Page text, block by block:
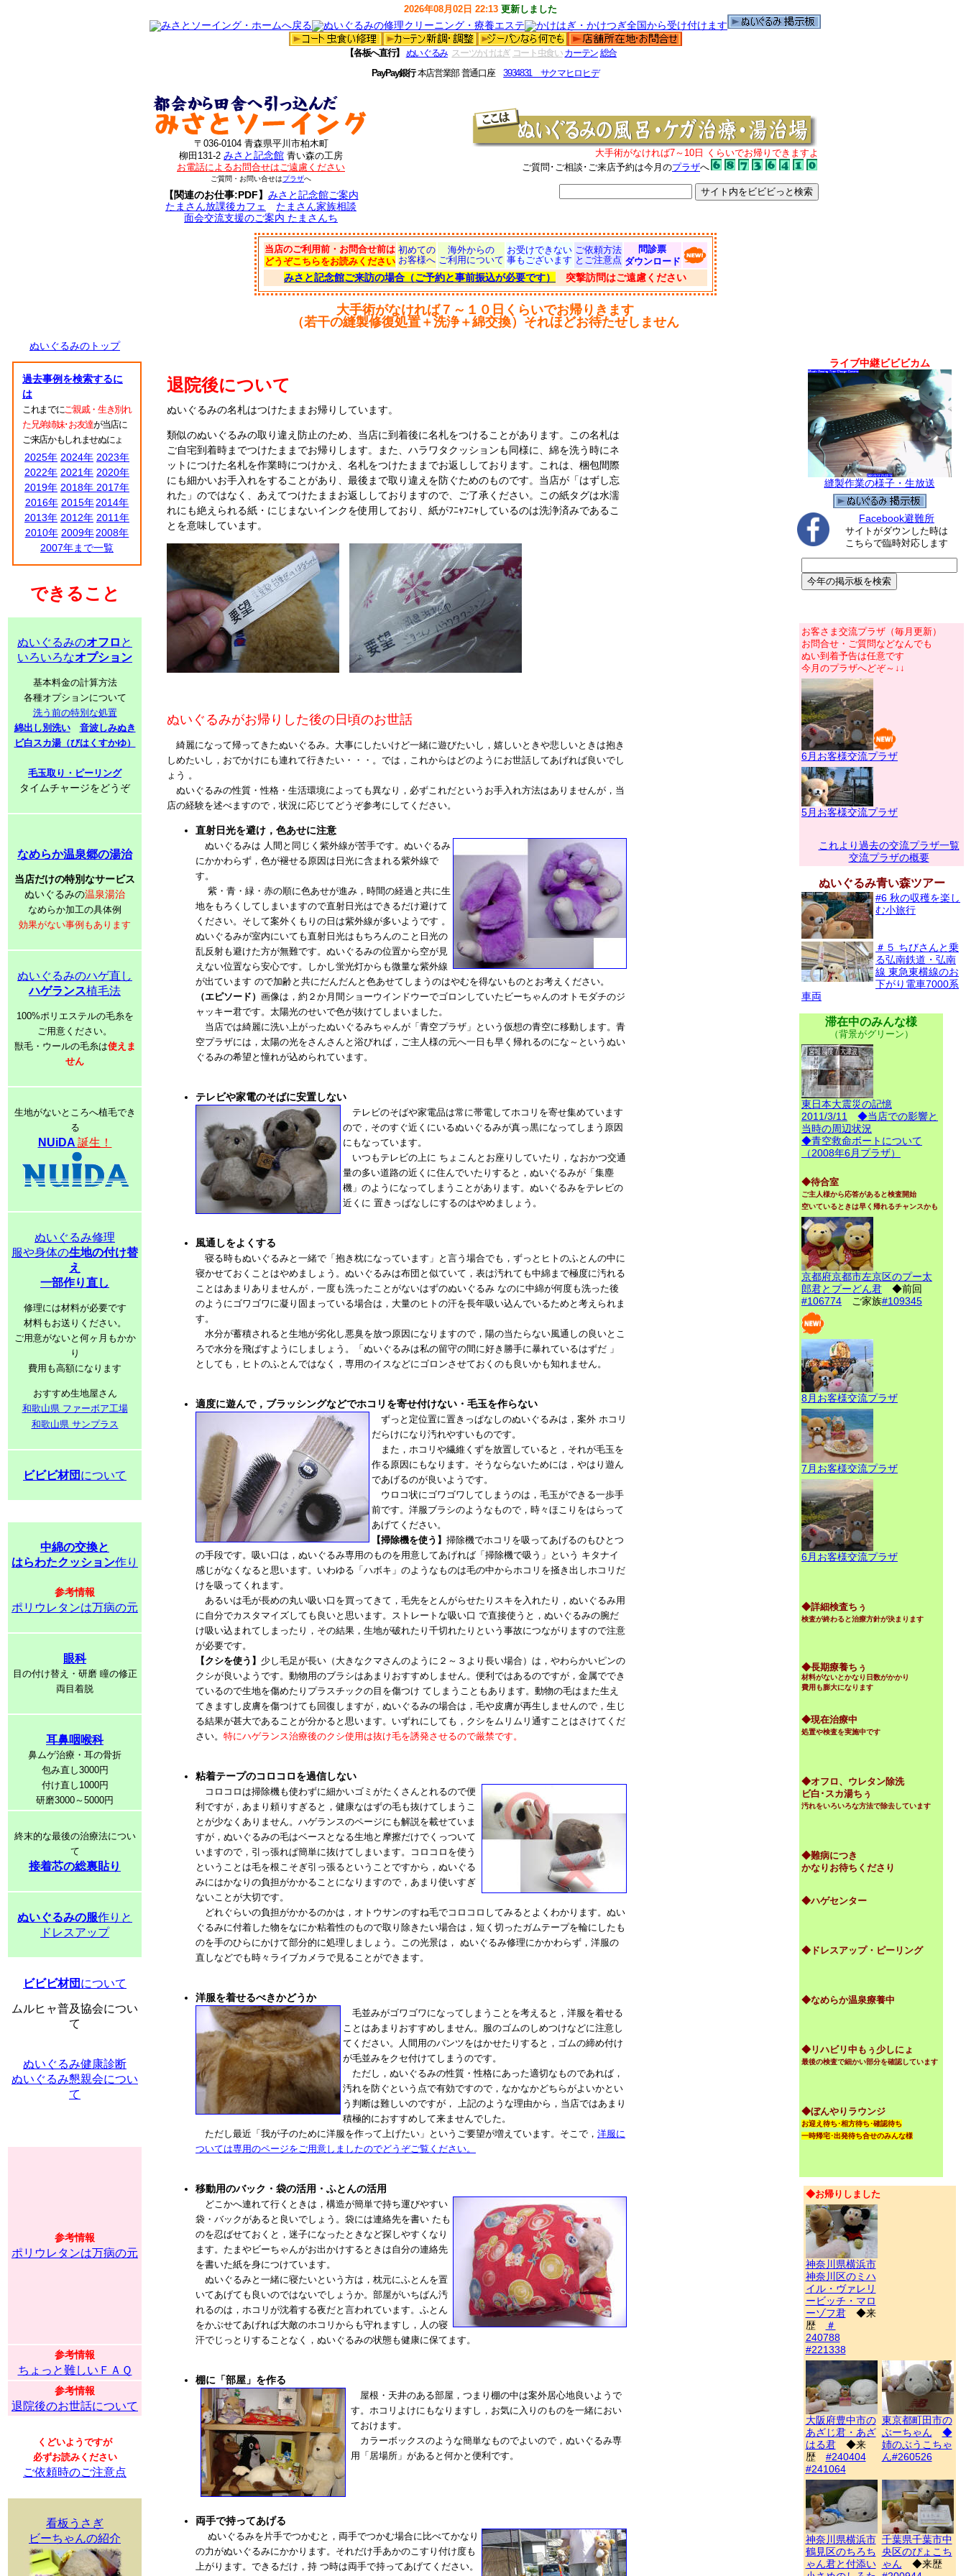
2026年08月02日 22:13 更新しました
【各板へ直行】 ぬいぐるみ スーツかけはぎ コート虫食い カーテン 総合
PayPay銀行本店営業部 普通口座3934831 サクマヒロヒデ
〒036-0104 青森県平川市柏木町
柳田131-2 みさと記念館 青い森の工房
お電話によるお問合せはご遠慮ください
ご質問・お問い合せはプラザへ
【関連のお仕事:PDF】 みさと記念館ご案内
たまさん放課後カフェ
たまさん家族相談
面会交流支援のご案内 たまさんち
大手術がなければ7～10日 くらいでお帰りできますよ
ご質問･ご相談･ご来店予約は今月のプラザへ
当店のご利用前・お問合せ前は
どうぞこちらをお読みください
初めての
お客様へ
海外からの
ご利用について
お受けできない
事もございます
ご依頼方法
とご注意点
問診票
ダウンロード
みさと記念館ご来訪の場合（ご予約と事前振込が必要です） 突撃訪問はご遠慮ください
大手術がなければ７～１０日くらいでお帰りきます
（若干の縫製修復処置＋洗浄＋綿交換）それほどお待たせしません
ぬいぐるみのトップ
過去事例を検索するに
は
これまでにご親戚・生き別れ
た兄弟姉妹･お友達が当店に
ご来店かもしれませぬにょ
2025年 2024年 2023年
2022年 2021年 2020年
2019年 2018年 2017年
2016年 2015年 2014年
2013年 2012年 2011年
2010年 2009年 2008年
2007年まで一覧
できること
ぬいぐるみのオフロ と
いろいろなオプション
基本料金の計算方法
各種オプションについて
洗う前の特別な処置
綿出し別洗い
音波しみぬき
ビ白スカ湯（びはくすかゆ）
毛玉取り・ピーリング
タイムチャージをどうぞ
なめらか温泉郷の湯治
当店だけの特別なサービス
ぬいぐるみの温泉湯治
なめらか加工の具体例
効果がない事例もあります
ぬいぐるみのハゲ直し
ハゲランス植毛法
100%ポリエステルの毛糸を
ご用意ください。
獣毛・ウールの毛糸は使えま
せん
生地がないところへ植毛でき
る
NUiDA 誕生！
ぬいぐるみ修理
服や身体の生地の付け替
え
一部作り直し
修理には材料が必要です
材料もお送りください。
ご用意がないと何ヶ月もかか
り
費用も高額になります
おすすめ生地屋さん
和歌山県 ファーボア工場
和歌山県 サンプラス
ビビビ材団 について
中綿の交換と
はらわたクッション作り
参考情報
ポリウレタンは万病の元
眼科
目の付け替え・研磨 瞳の修正
両目着脱
耳鼻咽喉科
鼻ムゲ治療・耳の骨折
包み直し3000円
付け直し1000円
研磨3000～5000円
終末的な最後の治療法につい
て
接着芯の総裏貼り
ぬいぐるみの服作りと
ドレスアップ
ビビビ材団 について
ムルヒャ普及協会につい
て
ぬいぐるみ健康診断
ぬいぐるみ懇親会につい
て
参考情報
ポリウレタンは万病の元
参考情報
ちょっと難しいＦＡＱ
参考情報
退院後のお世話について
くどいようですが
必ずお読みください
ご依頼時のご注意点
看板うさぎ
ビーちゃんの紹介
退院後について
ぬいぐるみの名札はつけたままお帰りしています。
類似のぬいぐるみの取り違え防止のため、当店に到着後に名札をつけることがあります。この名札は
ご自宅到着時までつけたままでお帰りします。また、ハラワタクッションも同様に、綿を洗う時にネ
ットにつけた名札を作業時につけかえ、名札をつけたままでお返ししております。これは、梱包間際
にも細かいお手入れをすることがあり、最後まで取り違えを防ぐためのものです。当店が「はずし忘
れた」のではなく、あえてつけたままお返ししておりますので、ご了承ください。この紙タグは水濡
れにも絶えられる紙・にじまないインクを使用しており、紙がﾌﾆｬﾌﾆｬしているのは洗浄済みであるこ
とを意味しています。
ぬいぐるみがお帰りした後の日頃のお世話
綺麗になって帰ってきたぬいぐるみ。大事にしたいけど一緒に遊びたいし，嬉しいときや悲しいときは抱き
しめたいし，おでかけにも連れて行きたい・・・。では，これからはどのようにお世話してあげれば良いでし
ょう 。
ぬいぐるみの性質・性格・生活環境によっても異なり，必ずこれだというお手入れ方法はありませんが，当
店の経験を述べますので，状況に応じてどうぞ参考にしてください。
直射日光を避け，色あせに注意
ぬいぐるみは 人間と同じく紫外線が苦手です。ぬいぐるみ
にかかわらず，色が褪せる原因は日光に含まれる紫外線で
す。
紫・青・緑・赤の順に色あせが進み，時間の経過と共に生
地をもろくしてしまいますので直射日光はできるだけ避けて
ください。そして案外くもりの日は紫外線が多いようです 。
ぬいぐるみが室内にいても直射日光はもちろんのこと日光の
乱反射も避けた方が無難です。ぬいぐるみの位置から空が見
えない位置なら安心です。しかし蛍光灯からも微量な紫外線
が出ています ので加齢と共にだんだんと色あせてしまうのはやむを得ないものとお考えください。
（エピソード） 画像は，約２か月間ショーウインドウーでゴロンしていたビーちゃんのオトモダチのジ
ャッキー君です。太陽光のせいで色が抜けてしまいました。
当店では綺麗に洗い上がったぬいぐるみちゃんが「青空プラザ」という仮想の青空に移動します。青
空プラザには，太陽の光をさんさんと浴びれば，ご主人様の元へ一日も早く帰れるのにな～というぬい
ぐるみの希望と憧れが込められています。
テレビや家電のそばに安置しない
テレビのそばや家電品は常に帯電してホコリを寄せ集めています
ので，そのすぐ近くにいるぬいぐるみが真っ黒になってしまう原因
にもなっています。
いつもテレビの上に ちょこんとお座りしていたり，なおかつ交通
量の多い道路の近くに住んでいたりすると，ぬいぐるみが「集塵
機」のようになってしまうことがあります。ぬいぐるみをテレビの
近くに 置きっぱなしにするのはやめましょう。
風通しをよくする
寝る時もぬいぐるみと一緒で「抱き枕になっています」と言う場合でも，ずっとヒトのふとんの中に
寝かせておくことはやめましょう。ぬいぐるみは布団と似ていて，表は汚れても中綿まで極度に汚れる
ことはあまりありませんが，一度も洗ったことがないはずのぬいぐるみ なのに中綿が何度も洗った後
のようにゴワゴワに凝り固まっている場合は，大量のヒトの汗を長年吸い込んでいるためと考えられま
す。
水分が蓄積されると生地が劣化し悪臭を放つ原因になりますので，陽の当たらない風通しの良いとこ
ろで水分を飛ばすようにしましょう。「ぬいぐるみは私の留守の間に好き勝手に暴れているはずだ 」
としても，ヒトのふとんではなく，専用のイスなどにゴロンさせておくのも良いかも知れません。
適度に遊んで，ブラッシングなどでホコリを寄せ付けない・毛玉を作らない
ずっと定位置に置きっぱなしのぬいぐるみは，案外 ホコリ
だらけになり汚れやすいものです。
また，ホコリや繊維くずを放置していると，それが毛玉を
作る原因にもなります。そうならないためには，やはり遊ん
であげるのが良いようです。
ウロコ状にゴワゴワしてしまうのは，毛玉ができる一歩手
前です。洋服ブラシのようなもので，時々ほこりをはらって
あげてください。
【掃除機を使う】 掃除機でホコリを吸ってあげるのもひとつ
の手段です。吸い口は，ぬいぐるみ専用のものを用意してあげれば「掃除機で吸う」という キタナイ
感じがなくなると思います。いわゆる「ハボキ」のようなものは毛の中からホコリを掻き出しホコリだ
けを吸ってくれます。
あるいは毛が長めの丸い吸い口を買ってきて，毛先をとんがらせたりスキを入れたり，ぬいぐるみ用
に自分でカスタマイズしても良いと思います。ストレートな吸い口 で直接使うと，ぬいぐるみの腕だ
け吸い込まれてしまったり，その結果，生地が破れたり千切れたりという事故につながりますので注意
が必要です。
【クシを使う】 少し毛足が長い（大きなクマさんのように２～３より長い場合）は，やわらかいピンの
クシが良いようです。動物用のブラシはあまりおすすめしません。便利ではあるのですが，金属ででき
ているので生地を傷めたりプラスチックの目を傷つけ てしまうこともあります。動物の毛はまた生え
てきますし皮膚を傷つけても回復しますが，ぬいぐるみの場合は，毛や皮膚が再生しませんので，生じ
る結果が甚大であることが分かると思います。いずれにしても，クシをムリムリ通すことはさけてくだ
さい。 特にハゲランス治療後のクシ使用は抜け毛を誘発させるので厳禁です。
粘着テープのコロコロを過信しない
コロコロは掃除機も使わずに細かいゴミがたくさんとれるので便
利ですが，あまり頼りすぎると，健康なはずの毛も抜けてしまうこ
とが少なくありません。ハゲランスのページにも解説を載せていま
すが，ぬいぐるみの毛はベースとなる生地と摩擦だけでくっついて
いますので，引っ張れぱ簡単に抜けてしまいます。コロコロを使う
ということは毛を根こそぎ引っ張るということですから，ぬいぐる
みにはかなりの負担がかかることになりますので，あまり使いすぎ
ないことが大切です。
どれぐらいの負担がかかるのかは，オトウサンのすね毛でコロコロしてみるとよくわかります。ぬい
ぐるみに付着した物をなにか粘着性のもので取り除きたい場合は，短く切ったガムテープを輪にしたも
のを手のひらにかけて部分的に処理しましょう。この光景は， ぬいぐるみ修理にかかわらず，洋服の
直しなどでも時々ライブカメラで見ることができます。
洋服を着せるべきかどうか
毛並みがゴワゴワになってしまうことを考えると，洋服を着せる
ことはあまりおすすめしません。服のゴムのしめつけなどに注意し
てください。人間用のパンツをはかせたりすると，ゴムの締め付け
が毛並みをクセ付けてしまうのです。
ただし，ぬいぐるみの性質・性格にあった適切なものであれば，
汚れを防ぐという点で有効ですので，なかなかどちらがよいかとい
う判断は難しいのですが， 上記のような理由から，当店ではあまり
積極的におすすめして来ませんでした。
ただし最近「我が子のために洋服を作って上げたい」というご要望が増えています。そこで， 洋服に
ついては専用のページをご用意しましたのでどうぞご覧ください。
移動用のバック・袋の活用・ふとんの活用
どこかへ連れて行くときは，構造が簡単で持ち運びやすい
袋・バックがあると良いでしょう。袋には連絡先を書い たも
のを忍ばせておくと，迷子になったときなど探しやすくなり
ます。たまやビーちゃんがお出かけするときは自分の連絡先
を書いた紙を身につけています。
ぬいぐるみと一緒に寝たいという方は，枕元にふとんを置
いてあげても良いのではないでしょうか。部屋がいちばん汚
れるのは，ホコリが沈着する夜だと言われています。ふとん
をかぶせてあげれば大敵のホコリからも守れますし，人の寝
汗でじっとりすることなく，ぬいぐるみの状態も健康に保てます。
棚に「部屋」を作る
屋根・天井のある部屋，つまり棚の中は案外居心地良いようで
す。ホコリよけにもなりますし，お気に入りのものを一緒におい
ておけます。
カラーボックスのような簡単なものでよいので，ぬいぐるみ専
用「居場所」があると何かと便利です。
両手で持ってあげる
ぬいぐるみを片手でつかむと，両手でつかむ場合に比べてかなり
の力がぬいぐるみにかかります。それだけ手あかのこすり付け度も
上がります。できるだけ，持 つ時は両手で持ってあげてください。
ライブ中継ビビビカム
縫製作業の様子・生放送
Facebook避難所
サイトがダウンした時は
こちらで臨時対応します
お客さま交流プラザ（毎月更新）
お問合せ・ご質問などなんでも
ぬい到着予告は任意です
今月のプラザへどぞ～↓↓
6月お客様交流プラザ
5月お客様交流プラザ
これより過去の交流プラザ一覧
交流プラザの概要
ぬいぐるみ青い森ツアー
#6 秋の収穫を楽し
む小旅行
＃５ ちびさんと乗
る弘南鉄道・弘南
線 東急東横線のお
下がり電車7000系
車両
滞在中のみんな様
（背景がグリーン）
東日本大震災の記憶
2011/3/11
◆当店での影響と
当時の周辺状況
◆青空救命ボートについて
（2008年6月プラザ）
◆待合室
ご主人様から応答があると検査開始
空いているときは早く帰れるチャンスかも
京都府京都市左京区のプー太
郎君とプーどん君 ◆前回
#106774 ご家族#109345
8月お客様交流プラザ
7月お客様交流プラザ
6月お客様交流プラザ
◆詳細検査ちぅ
検査が終わると治療方針が決まります
◆長期療養ちぅ
材料がないとかなり日数がかかり
費用も膨大になります
◆現在治療中
処置や検査を実施中です
◆オフロ、ウレタン除洗
ビ白･スカ湯ちぅ
汚れをいろいろな方法で除去しています
◆難病につき
かなりお待ちくださり
◆ハゲセンター
◆ドレスアップ・ピーリング
◆なめらか温泉療養中
◆リハビリ中もぅ少しにょ
最後の検査で細かい部分を確認しています
◆ぼんやりラウンジ
お迎え待ち･相方待ち･確認待ち
一時帰宅･出発待ち合せのみんな様
◆お帰りしました
神奈川県横浜市
神奈川区のミハ
イル・ヴァレリ
ービッチ・マロ
ーゾフ君◆来
歴
＃
240788
#221338
大阪府豊中市の
あざじ君・あざ
はる君◆来
歴 #240404
#241064
東京都町田市の
ぶーちゃん
◆
姉のぶうこちゃ
ん#260526
神奈川県横浜市
鶴見区のちろち
ゃん君と付添い
千葉県千葉市中
央区のぴょこち
ゃん ◆来歴